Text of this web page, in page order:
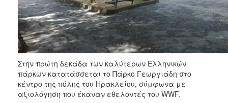
ΠΟΛΙΤΙΣΜΟΣ
ΑΝΘΕΚΤΙΚΗ
ΠΟΛΗ
Στην πρώτη δεκάδα των καλύτερων Ελληνικών
πάρκων κατατάσσεται το Πάρκο Γεωργιάδη στο
κέντρο της πόλης του Ηρακλείου, σύμφωνα με
αξιολόγηση που έκαναν εθελοντές του WWF.